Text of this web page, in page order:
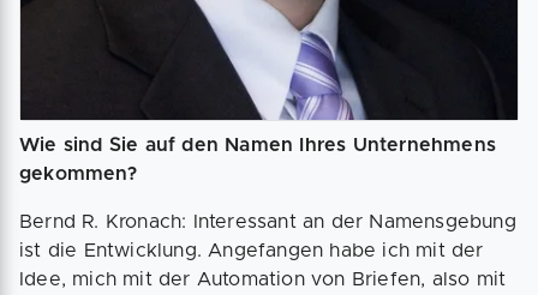
Wie sind Sie auf den Namen Ihres Unternehmens
gekommen?
Bernd R. Kronach: Interessant an der Namensgebung
ist die Entwicklung. Angefangen habe ich mit der
Idee, mich mit der Automation von Briefen, also mit